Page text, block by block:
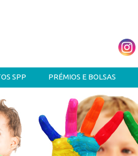
SPP PRÉMIOS E BOLSAS